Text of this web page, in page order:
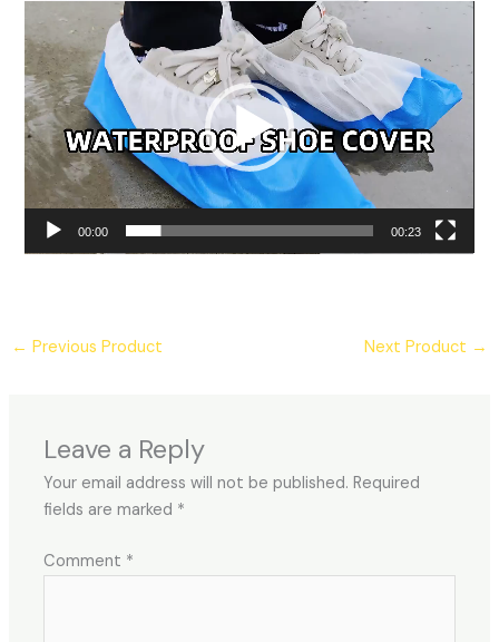
Player
00:00 00:23
← Previous Product Next Product →
Leave a Reply
Your email address will not be published. Required
fields are marked *
Comment *